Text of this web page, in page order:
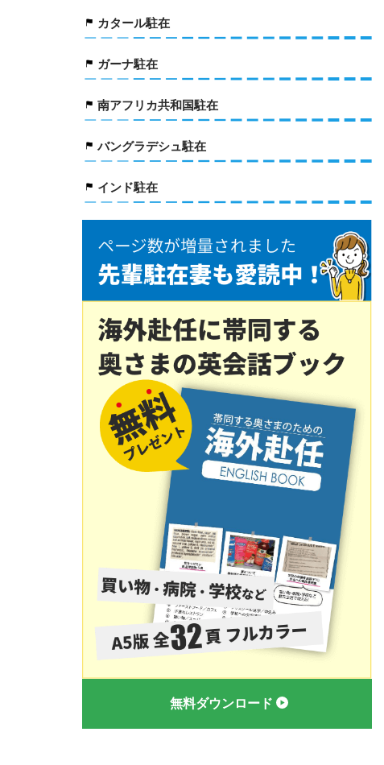
カタール駐在
ガーナ駐在
南アフリカ共和国駐在
バングラデシュ駐在
インド駐在
無料ダウンロード